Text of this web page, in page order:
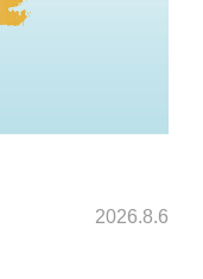
2026.8.6